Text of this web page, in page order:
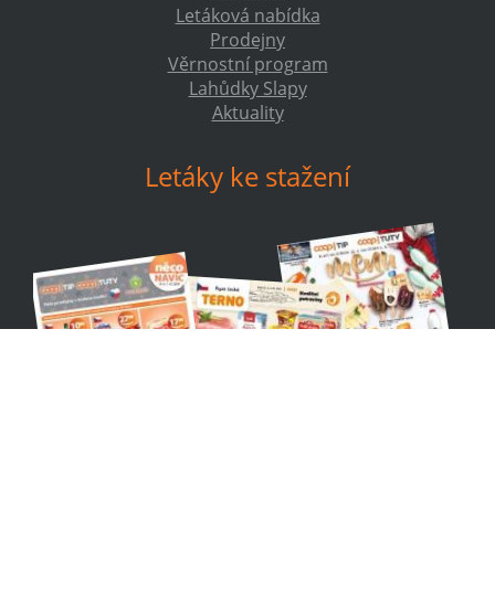
Letáková nabídka
Prodejny
Věrnostní program
Lahůdky Slapy
Aktuality
Letáky ke stažení